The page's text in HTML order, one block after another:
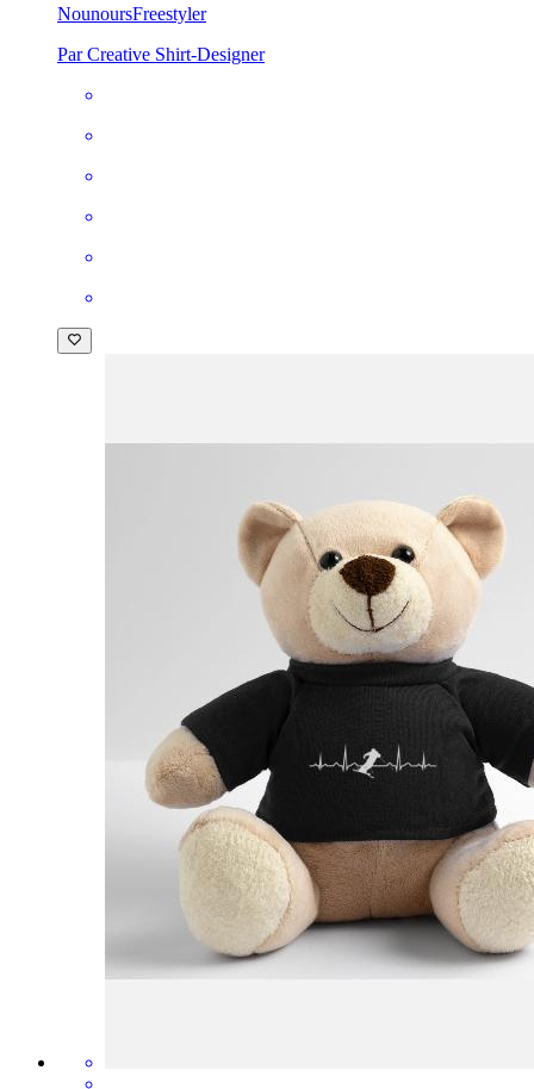
NounoursFreestyler
Par Creative Shirt-Designer